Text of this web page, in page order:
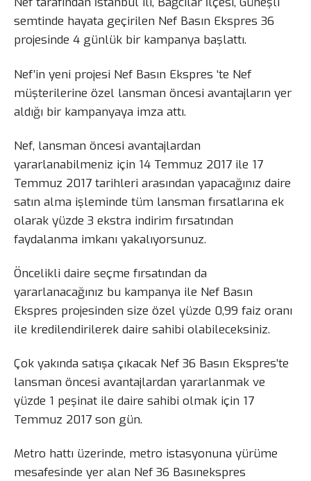
semtinde hayata geçirilen Nef Basın Ekspres 36
projesinde 4 günlük bir kampanya başlattı.
Nef’in yeni projesi Nef Basın Ekspres ‘te Nef
müşterilerine özel lansman öncesi avantajların yer
aldığı bir kampanyaya imza attı.
Nef, lansman öncesi avantajlardan
yararlanabilmeniz için 14 Temmuz 2017 ile 17
Temmuz 2017 tarihleri arasından yapacağınız daire
satın alma işleminde tüm lansman fırsatlarına ek
olarak yüzde 3 ekstra indirim fırsatından
faydalanma imkanı yakalıyorsunuz.
Öncelikli daire seçme fırsatından da
yararlanacağınız bu kampanya ile Nef Basın
Ekspres projesinden size özel yüzde 0,99 faiz oranı
ile kredilendirilerek daire sahibi olabileceksiniz.
Çok yakında satışa çıkacak Nef 36 Basın Ekspres’te
lansman öncesi avantajlardan yararlanmak ve
yüzde 1 peşinat ile daire sahibi olmak için 17
Temmuz 2017 son gün.
Metro hattı üzerinde, metro istasyonuna yürüme
mesafesinde yer alan Nef 36 Basınekspres